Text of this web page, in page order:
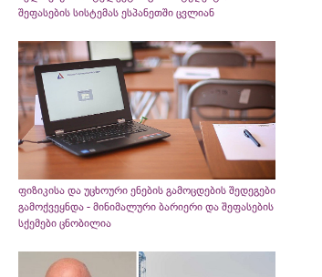
შეფასების სისტემას ესპანეთში ცვლიან
ფიზიკისა და უცხოური ენების გამოცდების შედეგები
გამოქვეყნდა - მინიმალური ბარიერი და შეფასების
სქემები ცნობილია